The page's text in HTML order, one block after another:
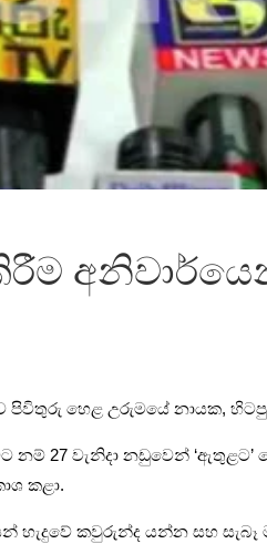
පිවිතුරු හෙළ උරුමයේ නායක,
නම් 27 වැනිදා නඩුවෙන්
කළා.
හැදුවේ කවුරුන්ද යන්න සහ